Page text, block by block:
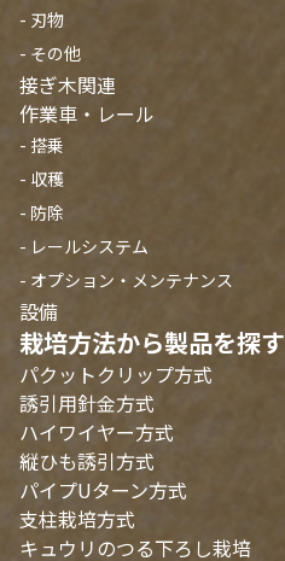
- 刃物
- その他
接ぎ木関連
作業車・レール
- 搭乗
- 収穫
- 防除
- レールシステム
- オプション・メンテナンス
設備
栽培方法から製品を探す
パクットクリップ方式
誘引用針金方式
ハイワイヤー方式
縦ひも誘引方式
パイプUターン方式
支柱栽培方式
キュウリのつる下ろし栽培